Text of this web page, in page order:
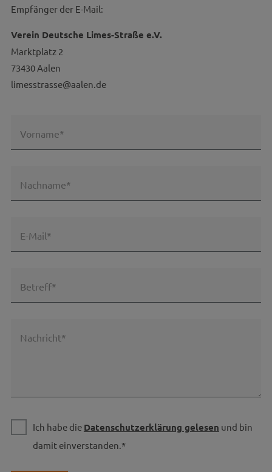
Empfänger der E-Mail:
Verein Deutsche Limes-Straße e.V.
Marktplatz 2
73430 Aalen
limesstrasse@aalen.de
Vorname*
Nachname*
E-Mail*
Betreff*
Nachricht*
Ich habe die Datenschutzerklärung gelesen und bin
damit einverstanden.*